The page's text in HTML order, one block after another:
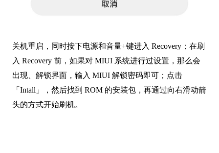
出现、解锁界面，输入 MIUI 解锁密码即可；点击
「Intall」，然后找到 ROM 的安装包，再通过向右滑动箭
头的方式开始刷机。